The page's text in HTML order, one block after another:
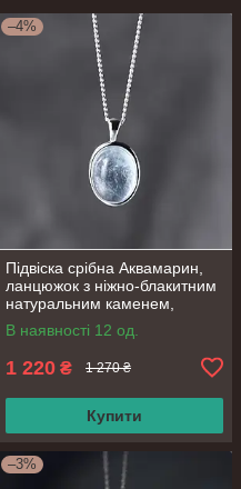
–4%
Підвіска срібна Аквамарин,
ланцюжок з ніжно-блакитним
натуральним каменем,
срібло 925 проби, довжина
40.5+6 см
В наявності 12 од.
1 220 ₴ 1 270 ₴
Купити
–3%